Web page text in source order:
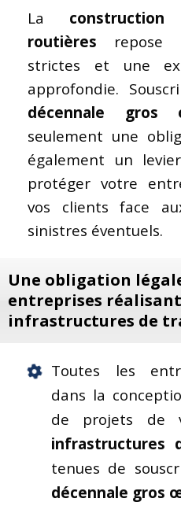
La construction
routières repose
strictes et une
approfondie.
décennale
gros
seulement une
également un
protéger votre
vos clients face
sinistres éventuels.
Une obligation
entreprises
infrastructures de
Toutes les
dans la
de projets de
infrastructures
tenues de
décennale gros